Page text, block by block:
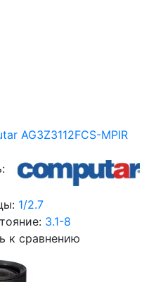
AG3Z3112FCS-MPIR
1/2.7
3.1-8
к сравнению